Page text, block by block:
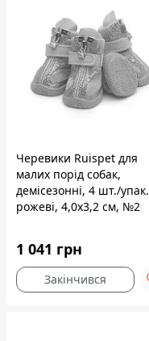
Черевики Ruispet для
малих порід собак,
демісезонні, 4 шт./упак.
рожеві, 4,0x3,2 см, №2
1 041 грн
Закінчився